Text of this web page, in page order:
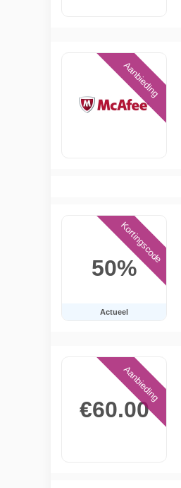
Aanbieding
50%
Actueel
Kortingscode
€60.00
Aanbieding